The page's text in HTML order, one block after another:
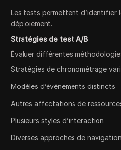
Les tests permettent d’identifier
déploiement.
Stratégies de test A/B
Évaluer différentes
Stratégies de chronométrage
Modèles d’événements distincts
Autres affectations de
Plusieurs styles d’interaction
Diverses approches de navigation